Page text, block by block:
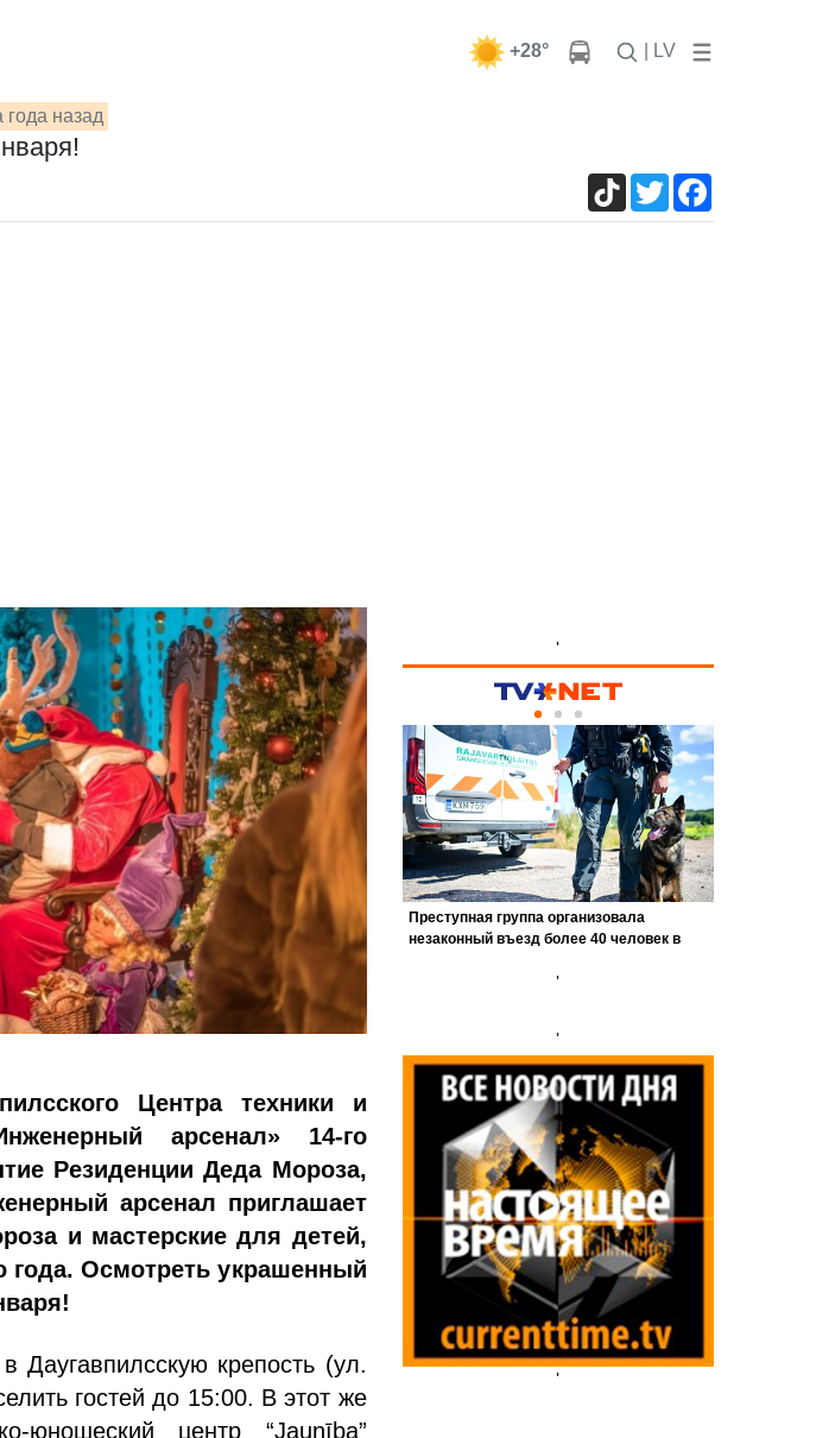
+28° | LV
назад
TikTokTwitter
Центра техники и
арсенал» 14-го
Резиденции Деда Мороза,
арсенал приглашает
и мастерские для детей,
года. Осмотреть украшенный
Даугавпилсскую крепость (ул.
гостей до 15:00. В этот же
центр “Jaunība”
'
'
'
'